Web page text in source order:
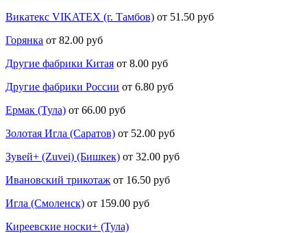
Викатекс VIKATEX (г. Тамбов) от 51.50 руб
Горянка от 82.00 руб
Другие фабрики Китая от 8.00 руб
Другие фабрики России от 6.80 руб
Ермак (Тула) от 66.00 руб
Золотая Игла (Саратов) от 52.00 руб
Зувей+ (Zuvei) (Бишкек) от 32.00 руб
Ивановский трикотаж от 16.50 руб
Игла (Смоленск) от 159.00 руб
Киреевские носки+ (Тула)